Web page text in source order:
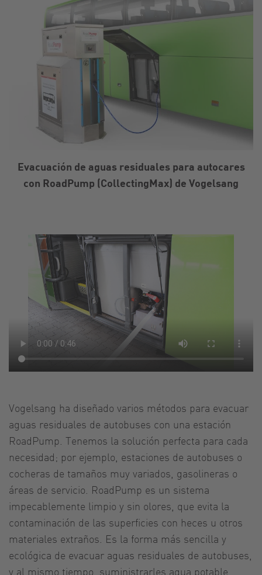
Evacuación de aguas residuales para autocares
con RoadPump (CollectingMax) de Vogelsang
Vogelsang ha diseñado varios métodos para evacuar
aguas residuales de autobuses con una estación
RoadPump. Tenemos la solución perfecta para cada
necesidad; por ejemplo, estaciones de autobuses o
cocheras de tamaños muy variados, gasolineras o
áreas de servicio. RoadPump es un sistema
impecablemente limpio y sin olores, que evita la
contaminación de las superficies con heces u otros
materiales extraños. Es la forma más sencilla y
ecológica de evacuar aguas residuales de autobuses,
y al mismo tiempo, suministrarles agua potable.